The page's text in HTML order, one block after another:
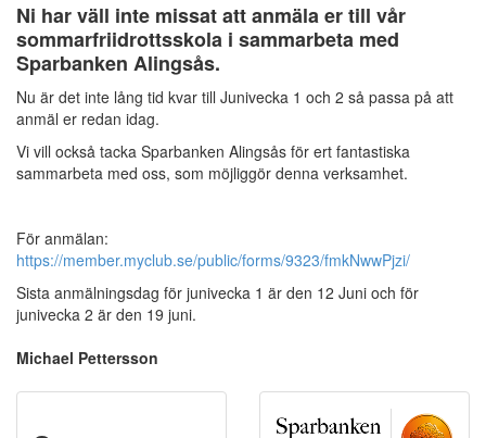
Ni har väll inte missat att anmäla er till vår
sommarfriidrottsskola i sammarbeta med
Sparbanken Alingsås.
Nu är det inte lång tid kvar till Junivecka 1 och 2 så passa på att
anmäl er redan idag.
Vi vill också tacka Sparbanken Alingsås för ert fantastiska
sammarbeta med oss, som möjliggör denna verksamhet.
För anmälan:
https://member.myclub.se/public/forms/9323/fmkNwwPjzi/
Sista anmälningsdag för junivecka 1 är den 12 Juni och för
junivecka 2 är den 19 juni.
Michael Pettersson